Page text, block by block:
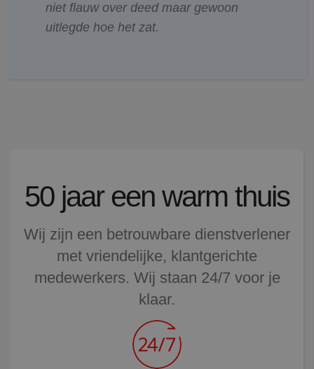
niet flauw over deed maar gewoon
uitlegde hoe het zat.
50 jaar een warm thuis
Wij zijn een betrouwbare dienstverlener
met vriendelijke, klantgerichte
medewerkers. Wij staan 24/7 voor je
klaar.